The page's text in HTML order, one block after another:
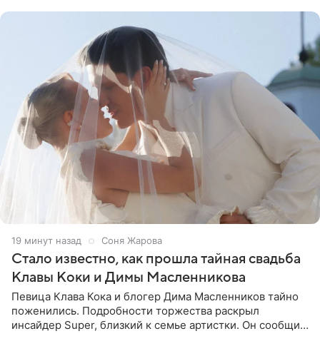
19 минут назад Соня Жарова
Стало известно, как прошла тайная свадьба
Клавы Коки и Димы Масленникова
Певица Клава Кока и блогер Дима Масленников тайно
поженились. Подробности торжества раскрыл
инсайдер Super, близкий к семье артистки. Он сообщил,